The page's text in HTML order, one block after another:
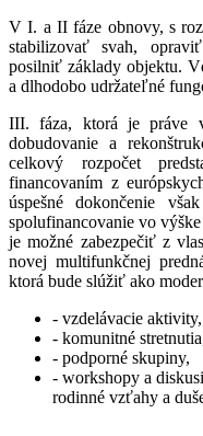
V I. a II fáze obnovy, s
stabilizovať svah,
posilniť základy objektu.
a dlhodobo udržateľné
III. fáza, ktorá je práve v
dobudovanie a
celkový rozpočet
financovaním z
úspešné dokončenie
spolufinancovanie vo
je možné zabezpečiť z
novej multifunkčnej
ktorá bude slúžiť ako
- vzdelávacie aktivity,
- komunitné
- podporné skupiny,
- workshopy a
rodinné vzťahy a